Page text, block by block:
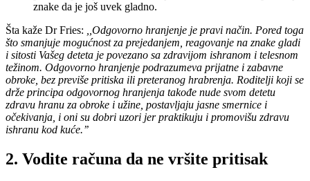
znake da je još uvek gladno.
Šta kaže Dr Fries:
,,Odgovorno hranjenje je pravi način. Pored toga
što smanjuje mogućnost za prejedanjem, reagovanje na znake gladi
i sitosti Vašeg deteta je povezano sa zdravijom ishranom i telesnom
težinom. Odgovorno hranjenje podrazumeva prijatne i zabavne
obroke, bez previše pritiska ili preteranog hrabrenja. Roditelji koji se
drže principa odgovornog hranjenja takođe nude svom detetu
zdravu hranu za obroke i užine, postavljaju jasne smernice i
očekivanja, i oni su dobri uzori jer praktikuju i promovišu zdravu
ishranu kod kuće.’’
2. Vodite računa da ne vršite pritisak